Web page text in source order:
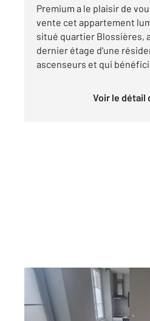
Premium a le plaisir de
vente cet appartement
situé quartier Blossières,
dernier étage d'une
ascenseurs et qui
Voir le détail
ORLEANS 45
28,56 m
, 2 pièces
Ref : 7264